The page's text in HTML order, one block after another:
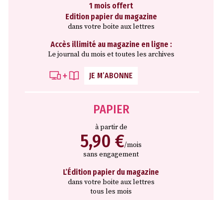
1 mois offert
Edition papier du magazine
dans votre boite aux lettres
Accès illimité au magazine en ligne :
Le journal du mois et toutes les archives
JE M’ABONNE
PAPIER
à partir de
5,90 €/mois
sans engagement
L’Édition papier du magazine
dans votre boite aux lettres
tous les mois